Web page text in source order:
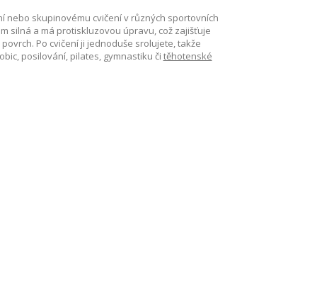
nebo skupinovému cvičení v různých sportovních
silná a má protiskluzovou úpravu, což zajišťuje
Po cvičení ji jednoduše srolujete, takže
posilování, pilates, gymnastiku či těhotenské